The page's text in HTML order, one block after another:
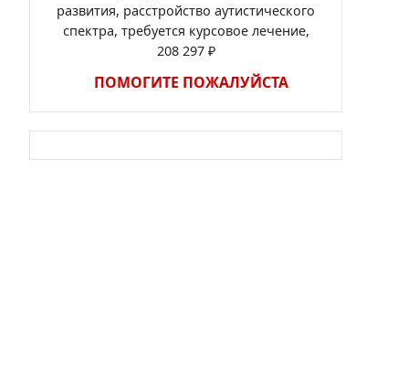
развития, расстройство аутистического
спектра, требуется курсовое лечение,
208 297 ₽
ПОМОГИТЕ ПОЖАЛУЙСТА